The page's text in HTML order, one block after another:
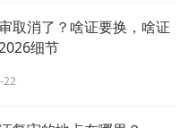
取消了？啥证要换，啥证
细节
22